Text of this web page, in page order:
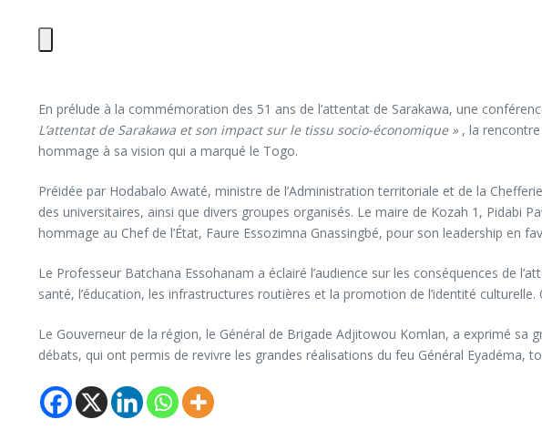
En prélude à la commémoration des 51 ans de l’attentat de Sarakawa, une
L’attentat de Sarakawa et son impact sur le tissu socio-économique », la rencontre
hommage à sa vision qui a marqué le Togo.
Préidée par Hodabalo Awaté, ministre de l’Administration territoriale et de la
des universitaires, ainsi que divers groupes organisés. Le maire de Kozah 1, Pidabi
hommage au Chef de l’État, Faure Essozimna Gnassingbé, pour son leadership en
Le Professeur Batchana Essohanam a éclairé l’audience sur les conséquences de
santé, l’éducation, les infrastructures routières et la promotion de l’identité
Le Gouverneur de la région, le Général de Brigade Adjitowou Komlan, a exprimé
débats, qui ont permis de revivre les grandes réalisations du feu Général Eyadéma,